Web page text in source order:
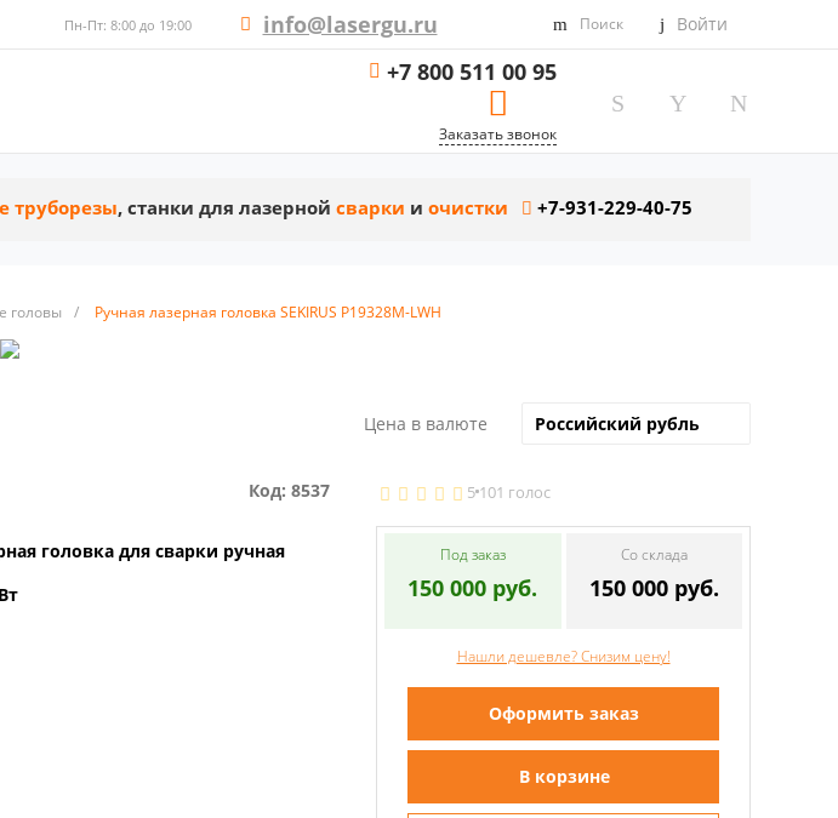
Пн-Пт: 8:00 до 19:00 info@lasergu.ru Поиск Войти
+7 800 511 00 95
Заказать звонок
труборезы, станки для лазерной сварки и очистки +7-931-229-40-75
головы / Ручная лазерная головка SEKIRUS P19328M-LWH
Цена в валюте
Код: 8537
головка для сварки ручная
5 101 голос
Под заказ
150 000 руб.
Со склада
150 000 руб.
Нашли дешевле? Снизим цену!
Оформить заказ
В корзине